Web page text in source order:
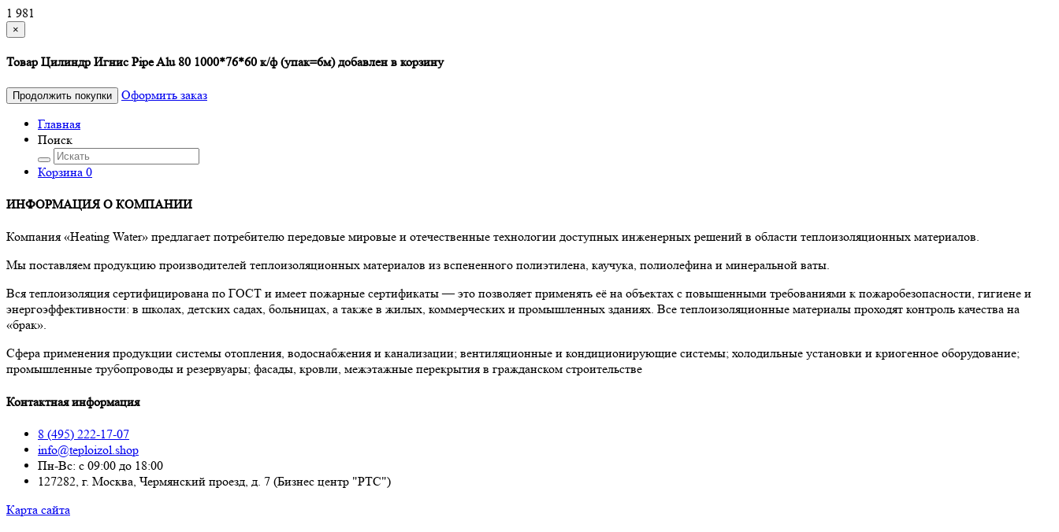
1 981
×
Товар Цилиндр Игнис Pipe Alu 80 1000*76*60 к/ф (упак=6м) добавлен в корзину
Продолжить покупки
Оформить заказ
Главная
Поиск
Корзина 0
ИНФОРМАЦИЯ О КОМПАНИИ
Компания «Heating Water» предлагает потребителю передовые мировые и отечественные технологии доступных инженерных решений в области теплоизоляционных материалов.
Мы поставляем продукцию производителей теплоизоляционных материалов из вспененного полиэтилена, каучука, полиолефина и минеральной ваты.
Вся теплоизоляция сертифицирована по ГОСТ и имеет пожарные сертификаты — это позволяет применять её на объектах с повышенными требованиями к пожаробезопасности, гигиене и
энергоэффективности: в школах, детских садах, больницах, а также в жилых, коммерческих и промышленных зданиях. Все теплоизоляционные материалы проходят контроль качества на
«брак».
Сфера применения продукции системы отопления, водоснабжения и канализации; вентиляционные и кондиционирующие системы; холодильные установки и криогенное оборудование;
промышленные трубопроводы и резервуары; фасады, кровли, межэтажные перекрытия в гражданском строительстве
Контактная информация
8 (495) 222-17-07
info@teploizol.shop
Пн-Вс: с 09:00 до 18:00
127282, г. Москва, Чермянский проезд, д. 7 (Бизнес центр "РТС")
Карта сайта